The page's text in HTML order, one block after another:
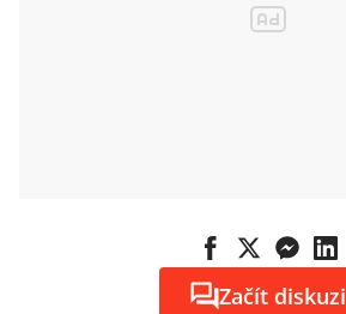
Začít diskuzi